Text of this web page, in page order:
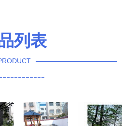
列表